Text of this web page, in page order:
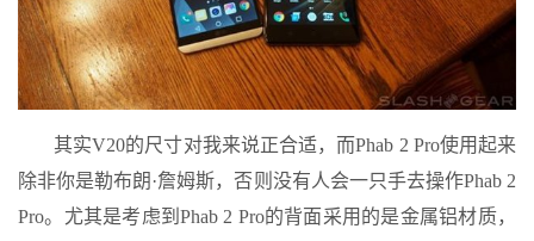
其实V20的尺寸对我来说正合适，而Phab 2 Pro使用起来
除非你是勒布朗·詹姆斯，否则没有人会一只手去操作Phab 2
Pro。尤其是考虑到Phab 2 Pro的背面采用的是金属铝材质，